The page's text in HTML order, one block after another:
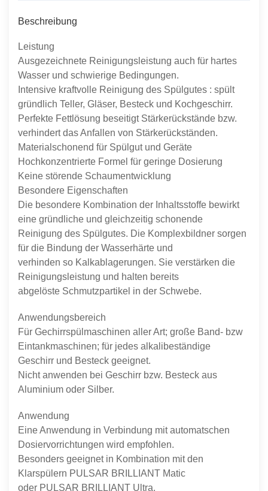
Beschreibung
Leistung
Ausgezeichnete Reinigungsleistung auch für hartes
Wasser und schwierige Bedingungen.
Intensive kraftvolle Reinigung des Spülgutes : spült
gründlich Teller, Gläser, Besteck und Kochgeschirr.
Perfekte Fettlösung beseitigt Stärkerückstände bzw.
verhindert das Anfallen von Stärkerückständen.
Materialschonend für Spülgut und Geräte
Hochkonzentrierte Formel für geringe Dosierung
Keine störende Schaumentwicklung
Besondere Eigenschaften
Die besondere Kombination der Inhaltsstoffe bewirkt
eine gründliche und gleichzeitig schonende
Reinigung des Spülgutes. Die Komplexbildner sorgen
für die Bindung der Wasserhärte und
verhinden so Kalkablagerungen. Sie verstärken die
Reinigungsleistung und halten bereits
abgelöste Schmutzpartikel in der Schwebe.
Anwendungsbereich
Für Gechirrspülmaschinen aller Art; große Band- bzw
Eintankmaschinen; für jedes alkalibeständige
Geschirr und Besteck geeignet.
Nicht anwenden bei Geschirr bzw. Besteck aus
Aluminium oder Silber.
Anwendung
Eine Anwendung in Verbindung mit automatschen
Dosiervorrichtungen wird empfohlen.
Besonders geeignet in Kombination mit den
Klarspülern PULSAR BRILLIANT Matic
oder PULSAR BRILLIANT Ultra.